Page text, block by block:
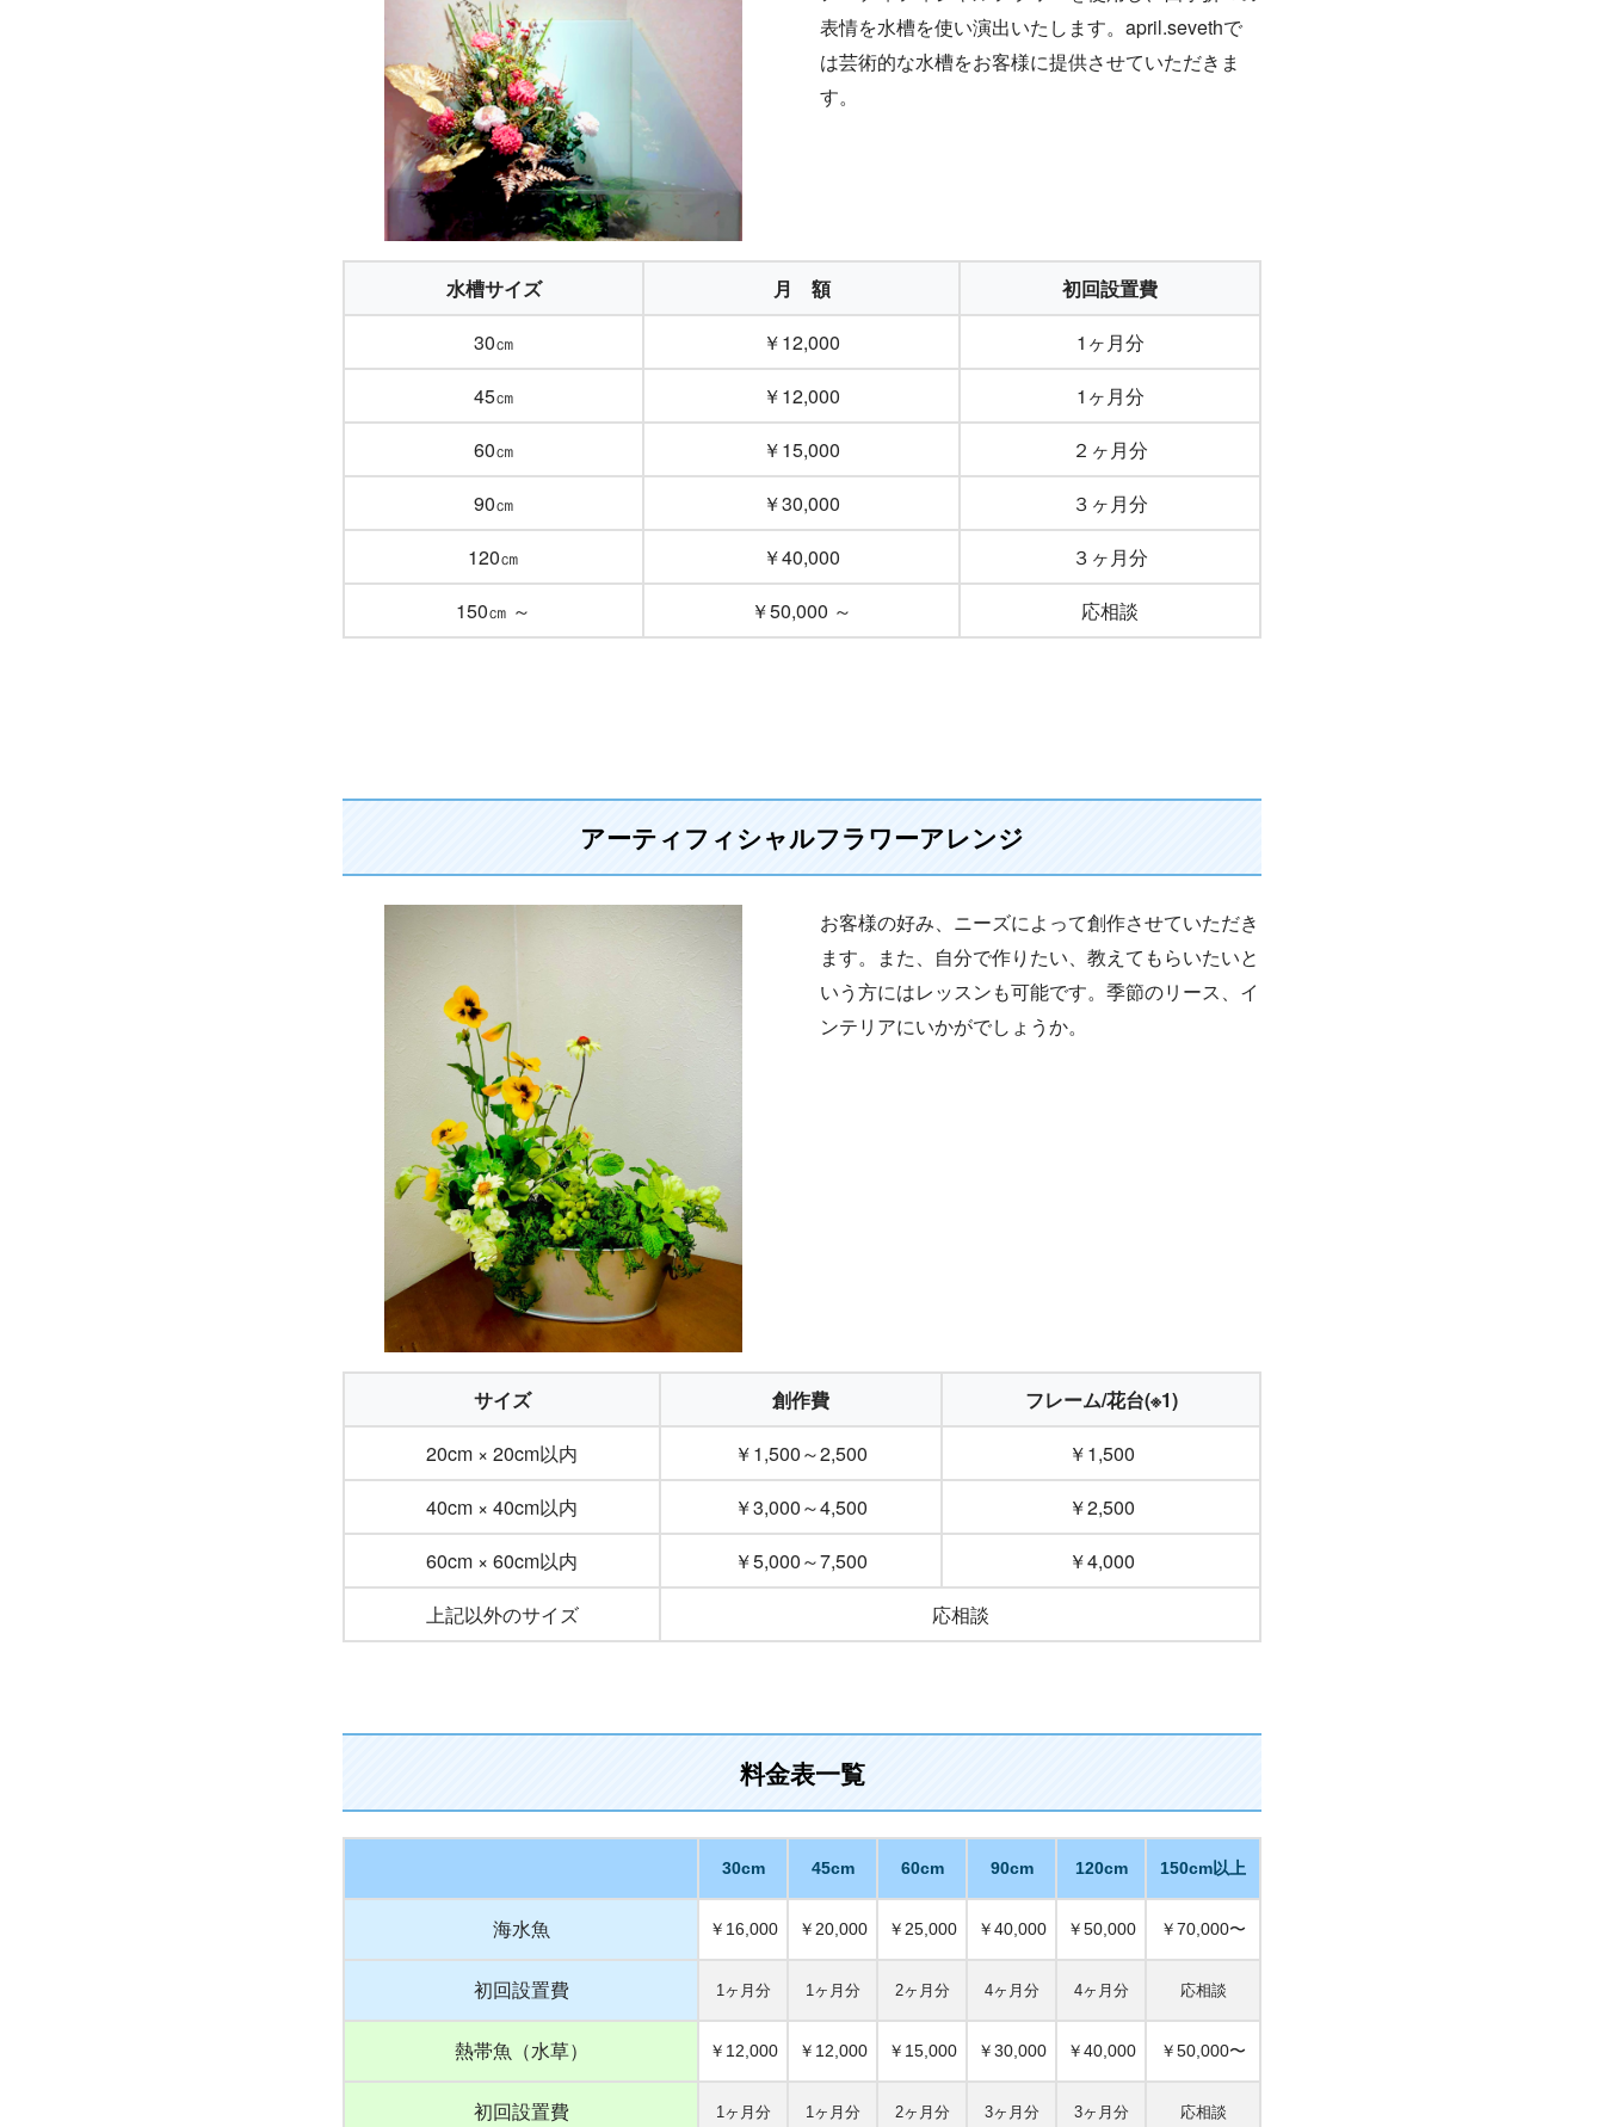
表情を水槽を使い演出いたします。april.sevethで
は芸術的な水槽をお客様に提供させていただきま
す。
水槽サイズ 月 額
初回設置費
30㎝
￥12,000
1ヶ月分
45㎝
￥12,000
1ヶ月分
60㎝
￥15,000
２ヶ月分
90㎝
￥30,000
３ヶ月分
120㎝
￥40,000
３ヶ月分
150㎝ ～
￥50,000 ～ 応相談
アーティフィシャルフラワーアレンジ
お客様の好み、ニーズによって創作させていただき
ます。また、自分で作りたい、教えてもらいたいと
いう方にはレッスンも可能です。季節のリース、イ
ンテリアにいかがでしょうか。
サイズ 創作費
フレーム/花台(※1)
20cm × 20cm以内
￥1,500～2,500
￥1,500
40cm × 40cm以内
￥3,000～4,500
￥2,500
60cm × 60cm以内
￥5,000～7,500
￥4,000
上記以外のサイズ
応相談
料金表一覧
30cm 45cm 60cm 90cm 120cm 150cm以上
海水魚 ￥16,000 ￥20,000 ￥25,000 ￥40,000 ￥50,000 ￥70,000〜
初回設置費 1ヶ月分 1ヶ月分 2ヶ月分 4ヶ月分 4ヶ月分 応相談
熱帯魚（水草） ￥12,000 ￥12,000 ￥15,000 ￥30,000 ￥40,000 ￥50,000〜
初回設置費 1ヶ月分 1ヶ月分 2ヶ月分 3ヶ月分 3ヶ月分 応相談